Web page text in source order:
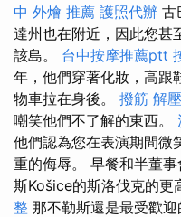
中 外燴 推薦 護照代辦 古
達州也在附近，因此您甚
該島。 台中按摩推薦ptt
年，他們穿著化妝，高跟
物車拉在身後。 撥筋 解壓
嘲笑他們不了解的東西。
他們認為您在表演期間微
重的侮辱。 早餐和半董
斯Košice的斯洛伐克的更
整 那不勒斯還是最受歡